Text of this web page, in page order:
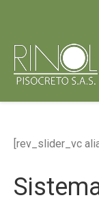
[rev_slider_vc